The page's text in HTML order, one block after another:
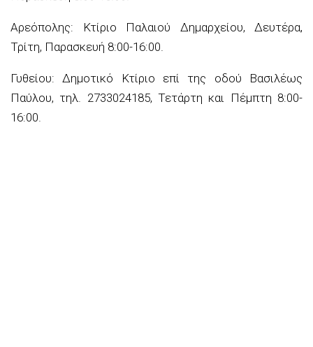
Αρεόπολης: Κτίριο Παλαιού Δημαρχείου, Δευτέρα,
Τρίτη, Παρασκευή 8:00-16:00
Γυθείου: Δημοτικό Κτίριο επί της οδού Βασιλέως
Παύλου, τηλ. 2733024185, Τετάρτη και Πέμπτη 8:00-
16:00